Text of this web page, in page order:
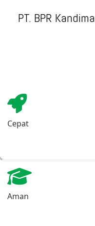
PT. BPR
Cepat
Aman